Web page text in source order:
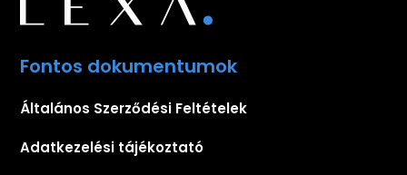
Fontos dokumentumok
Általános Szerződési Feltételek
Adatkezelési tájékoztató